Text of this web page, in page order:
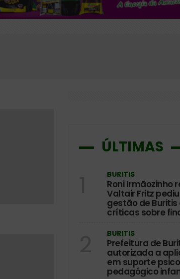
psicológico e pedagógico infantil
ÚLTIMAS
BURITIS
Roni Irmãozinho
Valtair Fritz
gestão de
críticas sobre
BURITIS
Prefeitura de
autorizada a
em suporte
pedagógico